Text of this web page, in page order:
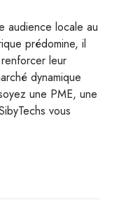
audience locale au
prédomine, il
leur
dynamique
une PME, une
vous